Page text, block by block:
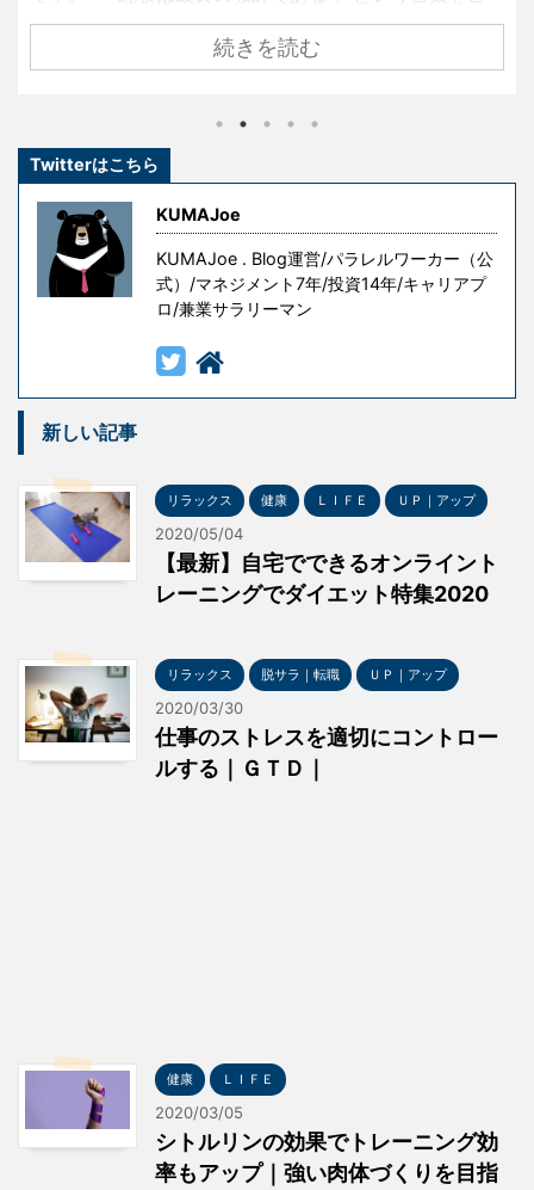
存知でしょうか？ 名経営者として大きな成功を手にし
ている創業者たちも、ずっと順風満帆な人生を送って
ただし授業料が高すぎる 』というものです。 失敗はコ
意味がありますが、無意味な ...
続きを読む
Twitterはこちら
KUMAJoe
KUMAJoe . Blog運営/パラレルワーカー（公
式）/マネジメント7年/投資14年/キャリアプ
ロ/兼業サラリーマン
新しい記事
リラックス 健康 ＬＩＦＥ ＵＰ｜アップ
2020/05/04
【最新】自宅でできるオンライント
レーニングでダイエット特集2020
リラックス 脱サラ｜転職 ＵＰ｜アップ
2020/03/30
仕事のストレスを適切にコントロー
ルする｜ＧＴＤ｜
健康 ＬＩＦＥ
2020/03/05
シトルリンの効果でトレーニング効
率もアップ｜強い肉体づくりを目指